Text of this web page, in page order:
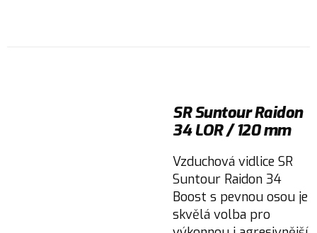
SR Suntour Raidon
34 LOR / 120 mm
Vzduchová vidlice SR
Suntour Raidon 34
Boost s pevnou osou je
skvělá volba pro